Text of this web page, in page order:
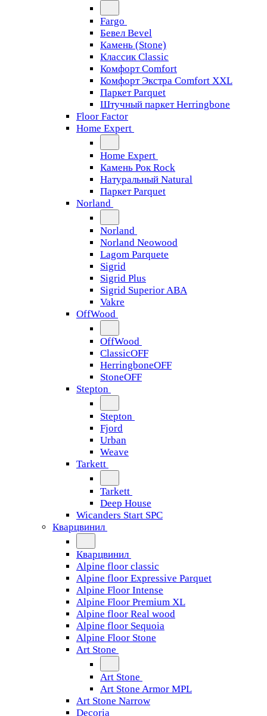
Fargo
Бевел Bevel
Камень (Stone)
Классик Classic
Комфорт Comfort
Комфорт Экстра Comfort XXL
Паркет Parquet
Штучный паркет Herringbone
Floor Factor
Home Expert
Home Expert
Камень Рок Rock
Натуральный Natural
Паркет Parquet
Norland
Norland
Norland Neowood
Lagom Parquete
Sigrid
Sigrid Plus
Sigrid Superior ABA
Vakre
OffWood
OffWood
ClassicOFF
HerringboneOFF
StoneOFF
Stepton
Stepton
Fjord
Urban
Weave
Tarkett
Tarkett
Deep House
Wicanders Start SPC
Кварцвинил
Кварцвинил
Alpine floor classic
Alpine floor Expressive Parquet
Alpine Floor Intense
Alpine Floor Premium XL
Alpine floor Real wood
Alpine floor Sequoia
Alpine Floor Stone
Art Stone
Art Stone
Art Stone Armor MPL
Art Stone Narrow
Decoria